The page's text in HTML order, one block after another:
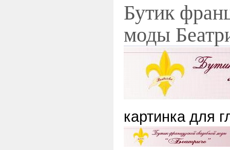
Бутик
моды
картинка для